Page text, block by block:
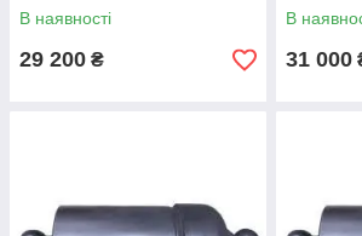
В наявності
29 200 ₴
В
31 000